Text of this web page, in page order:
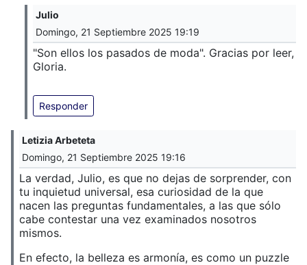
Julio
Domingo, 21 Septiembre 2025 19:19
"Son ellos los pasados de moda". Gracias por leer,
Gloria.
Responder
Letizia Arbeteta
Domingo, 21 Septiembre 2025 19:16
La verdad, Julio, es que no dejas de sorprender, con
tu inquietud universal, esa curiosidad de la que
nacen las preguntas fundamentales, a las que sólo
cabe contestar una vez examinados nosotros
mismos.
En efecto, la belleza es armonía, es como un puzzle